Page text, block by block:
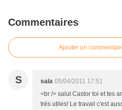
Commentaires
Ajouter un
S sala 05/04/2011 17:51
<br /> salut Castor toi et tes
trés utiles! Le travail c'est